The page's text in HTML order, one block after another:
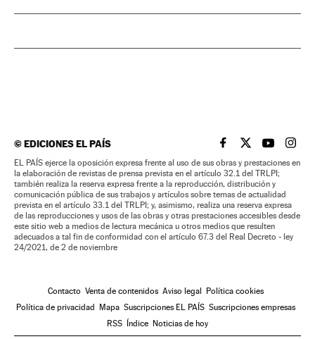
©EDICIONES EL PAÍS EL PAÍS BRASIL EN
EL PAÍSEL PAÍS
EL
EL PAÍS ejerce la oposición expresa frente al uso de sus obras y prestaciones en
la elaboración de revistas de prensa prevista en el artículo 32.1 del TRLPI;
también realiza la reserva expresa frente a la reproducción, distribución y
comunicación pública de sus trabajos y artículos sobre temas de actualidad
prevista en el artículo 33.1 del TRLPI; y, asimismo, realiza una reserva expresa
de las reproducciones y usos de las obras y otras prestaciones accesibles desde
este sitio web a medios de lectura mecánica u otros medios que resulten
adecuados a tal fin de conformidad con el artículo 67.3 del Real Decreto - ley
24/2021, de 2 de noviembre
Contacto Venta de contenidos Aviso legal Política cookies
Política de privacidad Mapa Suscripciones EL PAÍS Suscripciones empresas
RSS Índice Noticias de hoy